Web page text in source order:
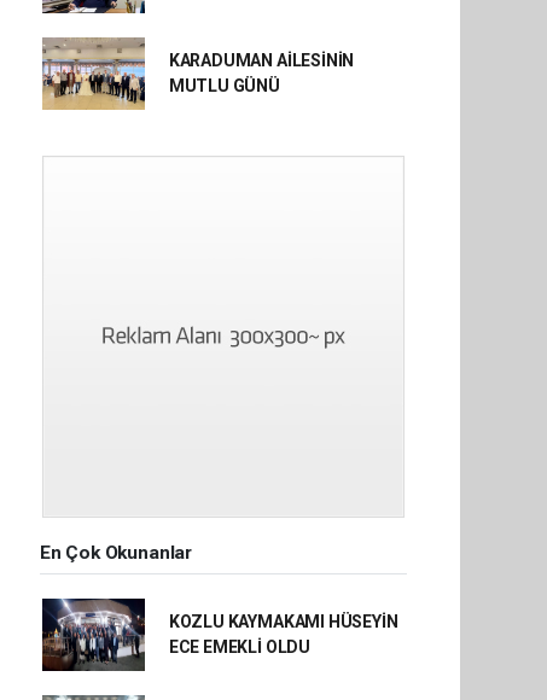
KARADUMAN AİLESİNİN
MUTLU GÜNÜ
En Çok Okunanlar
KOZLU KAYMAKAMI HÜSEYİN
ECE EMEKLİ OLDU